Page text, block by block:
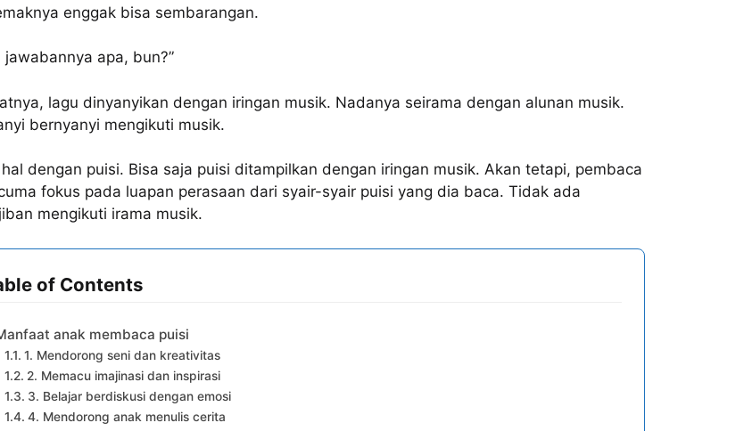
enggak bisa sembarangan.
jawabannya apa, bun?”
lagu dinyanyikan dengan iringan musik. Nadanya seirama dengan alunan musik.
bernyanyi mengikuti musik.
dengan puisi. Bisa saja puisi ditampilkan dengan iringan musik. Akan tetapi, pembaca
fokus pada luapan perasaan dari syair-syair puisi yang dia baca. Tidak ada
mengikuti irama musik.
of Contents
anak membaca puisi
1. Mendorong seni dan kreativitas
2. Memacu imajinasi dan inspirasi
3. Belajar berdiskusi dengan emosi
4. Mendorong anak menulis cerita